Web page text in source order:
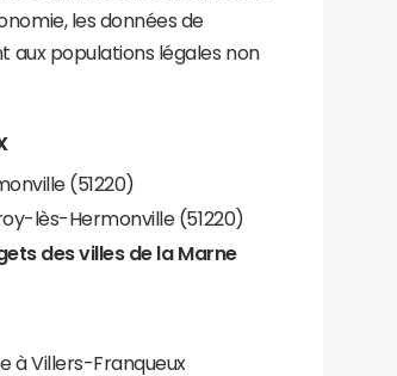
les données de
aux populations légales non
(51220)
lès-Hermonville (51220)
des villes de la Marne
à Villers-Franqueux